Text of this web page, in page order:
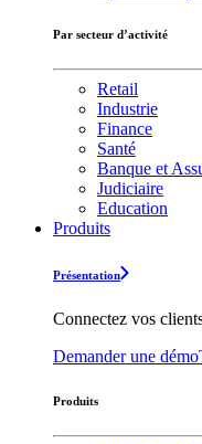
Par secteur d’activité
Retail
Industrie
Finance
Santé
Banque et
Judiciaire
Education
Produits
Présentation
Connectez vos
Demander une démo
Produits